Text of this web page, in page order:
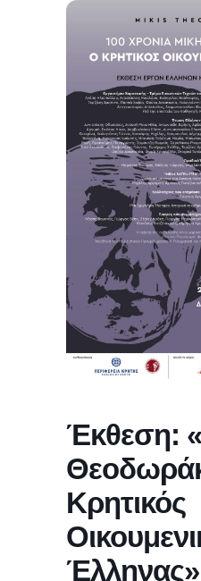
Έκθεση:
Κρητικός
Έλληνας»